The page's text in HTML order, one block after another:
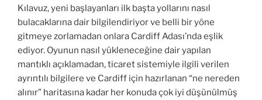
Kılavuz, yeni başlayanları ilk başta yollarını nasıl
bulacaklarına dair bilgilendiriyor ve belli bir yöne
gitmeye zorlamadan onlara Cardiff Adası’nda eşlik
ediyor. Oyunun nasıl yükleneceğine dair yapılan
mantıklı açıklamadan, ticaret sistemiyle ilgili verilen
ayrıntılı bilgilere ve Cardiff için hazırlanan “ne nereden
alınır” haritasına kadar her konuda çok iyi düşünülmüş